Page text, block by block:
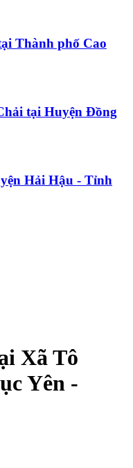
Thành phố Cao
tại Huyện Đồng
Hải Hậu - Tỉnh
Xã Tô
Yên -